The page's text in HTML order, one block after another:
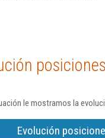
le mostramos la
Evolución